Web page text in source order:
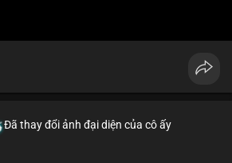
Đã thay đổi ảnh đại diện của cô ấy